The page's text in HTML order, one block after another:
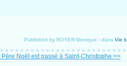
Published by ROYER Monique -dans Vie
Père Noël est passé à Saint-Christophe >>